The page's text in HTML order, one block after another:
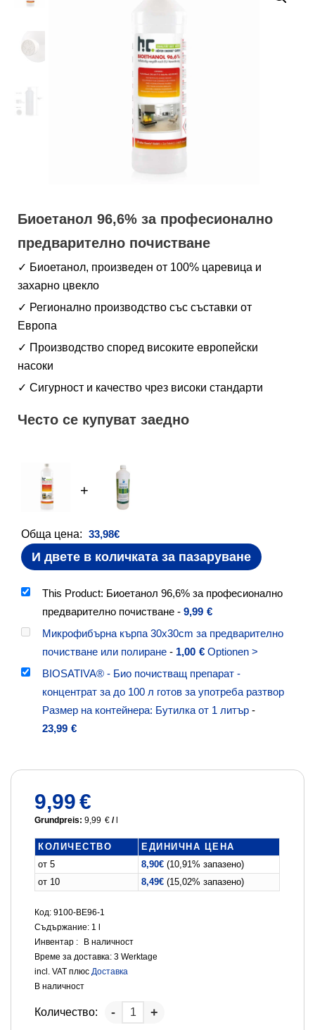
Биоетанол 96,6% за професионално
предварително почистване
✓ Биоетанол, произведен от 100% царевица и
захарно цвекло
✓ Регионално производство със съставки от
Европа
✓ Производство според високите европейски
насоки
✓ Сигурност и качество чрез високи стандарти
Често се купуват заедно
+
Обща цена: 33,98€
И двете в количката за пазаруване
This Product: Биоетанол 96,6% за професионално
предварително почистване - 9,99 €
Микрофибърна кърпа 30x30cm за предварително
почистване или полиране - 1,00 € Optionen >
BIOSATIVA® - Био почистващ препарат -
концентрат за до 100 л готов за употреба разтвор
Размер на контейнера: Бутилка от 1 литър -
23,99 €
9,99€
Grundpreis:9,99 € /
КОЛИЧЕСТВО
ЕДИНИЧНА ЦЕНА
от 5
8,90€ (10,91% запазено)
от 10
8,49€ (15,02% запазено)
Код: 9100-BE96-1
Съдържание: 1
Инвентар :
В наличност
Време за доставка:3 Werktage
incl. VAT плюсДоставка
В наличност
Количество: